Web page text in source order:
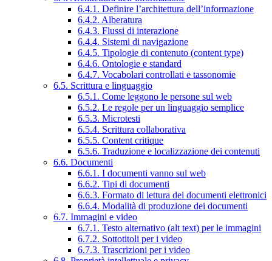
6.4.1. Definire l’architettura dell’informazione
6.4.2. Alberatura
6.4.3. Flussi di interazione
6.4.4. Sistemi di navigazione
6.4.5. Tipologie di contenuto (content type)
6.4.6. Ontologie e standard
6.4.7. Vocabolari controllati e tassonomie
6.5. Scrittura e linguaggio
6.5.1. Come leggono le persone sul web
6.5.2. Le regole per un linguaggio semplice
6.5.3. Microtesti
6.5.4. Scrittura collaborativa
6.5.5. Content critique
6.5.6. Traduzione e localizzazione dei contenuti
6.6. Documenti
6.6.1. I documenti vanno sul web
6.6.2. Tipi di documenti
6.6.3. Formato di lettura dei documenti elettronici
6.6.4. Modalità di produzione dei documenti
6.7. Immagini e video
6.7.1. Testo alternativo (alt text) per le immagini
6.7.2. Sottotitoli per i video
6.7.3. Trascrizioni per i video